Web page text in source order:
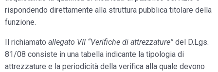
rispondendo direttamente alla struttura pubblica titolare della
funzione.
Il richiamato allegato VII “Verifiche di attrezzature” del D.Lgs.
81/08 consiste in una tabella indicante la tipologia di
attrezzature e la periodicità della verifica alla quale devono